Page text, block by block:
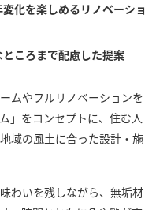
化を楽しめるリノベーショ
ころまで配慮した提案
ムやフルリノベーションを
」をコンセプトに、住む人
域の風土に合った設計・施
わいを残しながら、無垢材